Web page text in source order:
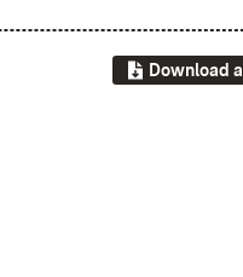
Download